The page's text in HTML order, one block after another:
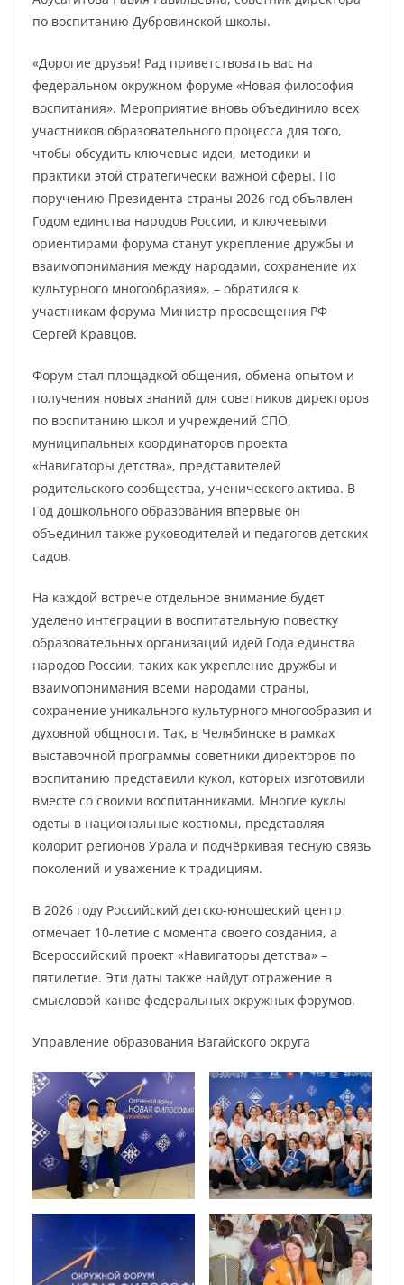
по воспитанию Дубровинской школы.
«Дорогие друзья! Рад приветствовать вас на
федеральном окружном форуме «Новая философия
воспитания». Мероприятие вновь объединило всех
участников образовательного процесса для того,
чтобы обсудить ключевые идеи, методики и
практики этой стратегически важной сферы. По
поручению Президента страны 2026 год объявлен
Годом единства народов России, и ключевыми
ориентирами форума станут укрепление дружбы и
взаимопонимания между народами, сохранение их
культурного многообразия», – обратился к
участникам форума Министр просвещения РФ
Сергей Кравцов.
Форум стал площадкой общения, обмена опытом и
получения новых знаний для советников директоров
по воспитанию школ и учреждений СПО,
муниципальных координаторов проекта
«Навигаторы детства», представителей
родительского сообщества, ученического актива. В
Год дошкольного образования впервые он
объединил также руководителей и педагогов детских
садов.
На каждой встрече отдельное внимание будет
уделено интеграции в воспитательную повестку
образовательных организаций идей Года единства
народов России, таких как укрепление дружбы и
взаимопонимания всеми народами страны,
сохранение уникального культурного многообразия и
духовной общности. Так, в Челябинске в рамках
выставочной программы советники директоров по
воспитанию представили кукол, которых изготовили
вместе со своими воспитанниками. Многие куклы
одеты в национальные костюмы, представляя
колорит регионов Урала и подчёркивая тесную связь
поколений и уважение к традициям.
В 2026 году Российский детско-юношеский центр
отмечает 10-летие с момента своего создания, а
Всероссийский проект «Навигаторы детства» –
пятилетие. Эти даты также найдут отражение в
смысловой канве федеральных окружных форумов.
Управление образования Вагайского округа